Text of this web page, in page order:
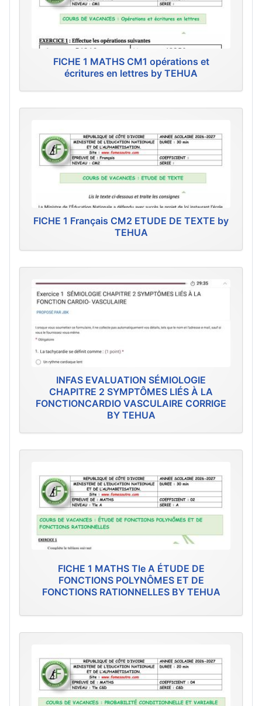
FICHE 1 MATHS CM1 opérations et
écritures en lettres by TEHUA
FICHE 1 Français CM2 ETUDE DE TEXTE by
TEHUA
INFAS EVALUATION SÉMIOLOGIE
CHAPITRE 2 SYMPTÔMES LIÉS À LA
FONCTIONCARDIO VASCULAIRE CORRIGE
BY TEHUA
FICHE 1 MATHS Tle A ÉTUDE DE
FONCTIONS POLYNÔMES ET DE
FONCTIONS RATIONNELLES BY TEHUA